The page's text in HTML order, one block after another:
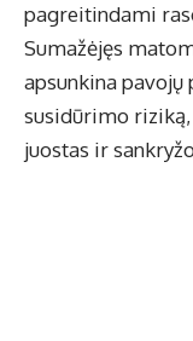
pagreitindami
Sumažėjęs
apsunkina
susidūrimo
juostas ir